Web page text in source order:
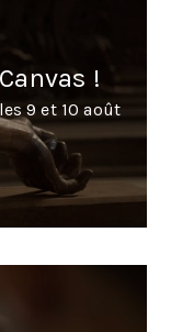
!
9 et 10 août